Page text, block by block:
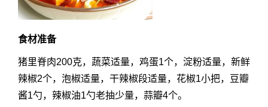
食材准备
猪里脊肉200克，蔬菜适量，鸡蛋1个，淀粉适量，新鲜
辣椒2个，泡椒适量，干辣椒段适量，花椒1小把，豆瓣
酱1勺，辣椒油1勺老抽少量，蒜瓣4个。